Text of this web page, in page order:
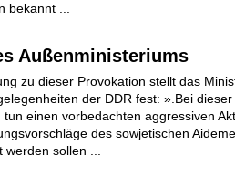
bekannt ...
Außenministeriums
zu dieser Provokation stellt das
der DDR fest: ».Bei
tun einen vorbedachten aggressiven
des sowjetischen
sollen ...